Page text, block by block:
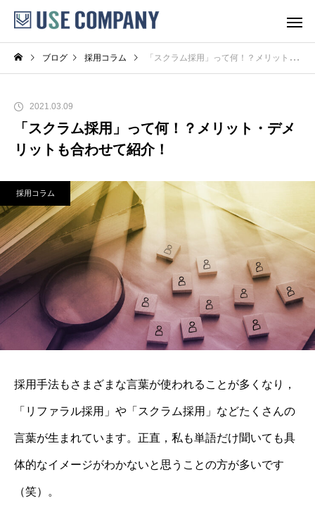
ブログ 採用コラム 「スクラム採用」って何！？メリット・デメリットも合わせて紹介！
2021.03.09
「スクラム採用」って何！？メリット・デメ
リットも合わせて紹介！
採用コラム
採用手法もさまざまな言葉が使われることが多くなり，
「リファラル採用」や「スクラム採用」などたくさんの
言葉が生まれています。正直，私も単語だけ聞いても具
体的なイメージがわかないと思うことの方が多いです
（笑）。